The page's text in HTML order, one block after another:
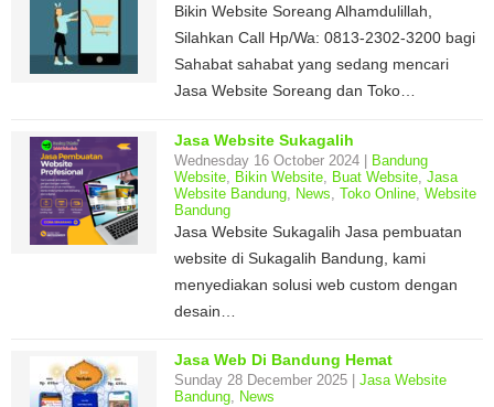
Bikin Website Soreang Alhamdulillah,
Silahkan Call Hp/Wa: 0813-2302-3200 bagi
Sahabat sahabat yang sedang mencari
Jasa Website Soreang dan Toko…
Jasa Website Sukagalih
Wednesday 16 October 2024 |
Bandung
Website, Bikin Website, Buat Website, Jasa
Website Bandung, News, Toko Online, Website
Bandung
Jasa Website Sukagalih Jasa pembuatan
website di Sukagalih Bandung, kami
menyediakan solusi web custom dengan
desain…
Jasa Web Di Bandung Hemat
Sunday 28 December 2025 | Jasa Website
Bandung, News